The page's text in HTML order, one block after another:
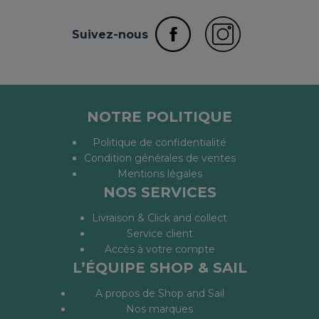
Suivez-nous
NOTRE POLITIQUE
Politique de confidentialité
Condition générales de ventes
Mentions légales
NOS SERVICES
Livraison & Click and collect
Service client
Accès à votre compte
L’ÉQUIPE SHOP & SAIL
A propos de Shop and Sail
Nos marques